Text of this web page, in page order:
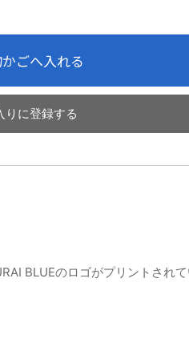
りに登録する
BLUEのロゴがプリントされて